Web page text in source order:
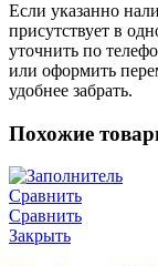
Если указанно
присутствует в
уточнить по
или оформить
удобнее забрать.
Похожие
Сравнить
Сравнить
Закрыть